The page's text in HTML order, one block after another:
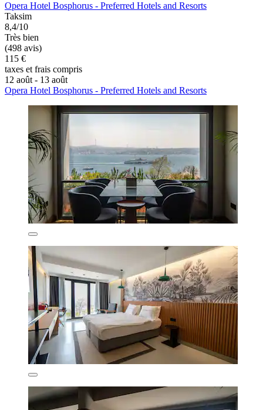
Opera Hotel Bosphorus - Preferred Hotels and Resorts
Taksim
8,4/10
Très bien
(498 avis)
115 €
taxes et frais compris
12 août - 13 août
Opera Hotel Bosphorus - Preferred Hotels and Resorts